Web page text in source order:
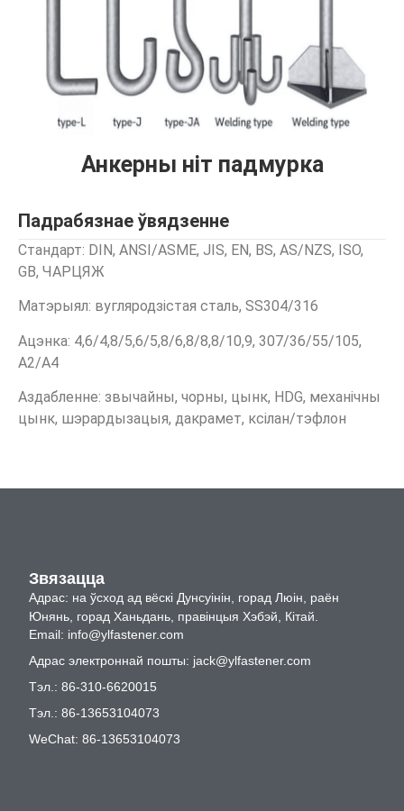
Анкерны ніт падмурка
Падрабязнае ўвядзенне
Стандарт: DIN, ANSI/ASME, JIS, EN, BS, AS/NZS, ISO,
GB, ЧАРЦЯЖ
Матэрыял: вугляродзістая сталь, SS304/316
Ацэнка: 4,6/4,8/5,6/5,8/6,8/8,8/10,9, 307/36/55/105,
A2/A4
Аздабленне: звычайны, чорны, цынк, HDG, механічны
цынк, шэрардызацыя, дакрамет, ксілан/тэфлон
Звязацца
Адрас: на ўсход ад вёскі Дунсуінін, горад Люін, раён
Юнянь, горад Ханьдань, правінцыя Хэбэй, Кітай.
Email: info@ylfastener.com
Адрас электроннай пошты: jack@ylfastener.com
Тэл.: 86-310-6620015
Тэл.: 86-13653104073
WeChat: 86-13653104073